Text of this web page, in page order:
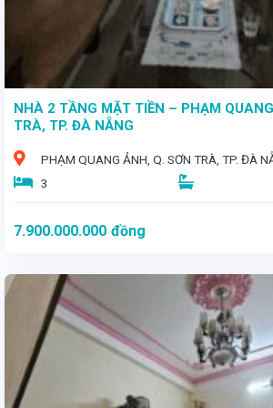
NHÀ 2 TẦNG MẶT TIỀN – PHẠM
TRÀ, TP. ĐÀ NẴNG
PHẠM QUANG ẢNH, Q. SƠN TRÀ, TP. ĐÀ
3
7.900.000.000 đồng